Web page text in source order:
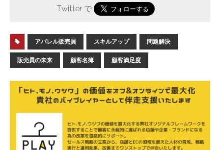
Twitter で
アパレル販売員 スキルアップ 問題解決
販売員の未来 顧客名簿 顧客満足度